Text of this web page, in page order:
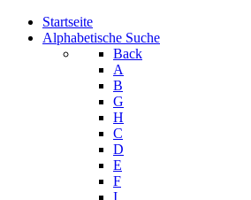
Startseite
Alphabetische Suche
Back
A
B
G
H
C
D
E
F
I